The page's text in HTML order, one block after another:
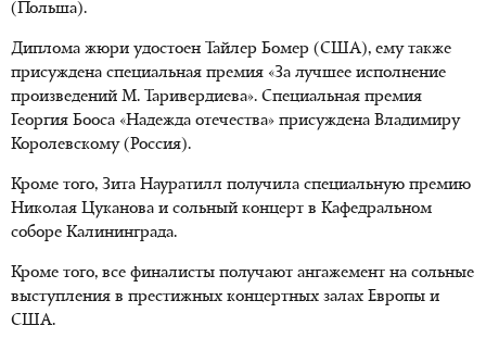
(Польша).
Диплома жюри удостоен Тайлер Бомер (США), ему также
присуждена специальная премия «За лучшее исполнение
произведений М. Таривердиева». Специальная премия
Георгия Бооса «Надежда отечества» присуждена Владимиру
Королевскому (Россия).
Кроме того, Зита Науратилл получила специальную премию
Николая Цуканова и сольный концерт в Кафедральном
соборе Калининграда.
Кроме того, все финалисты получают ангажемент на сольные
выступления в престижных концертных залах Европы и
США.